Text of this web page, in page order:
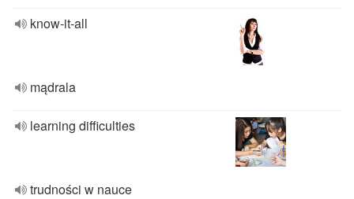
know-it-all
mądrala
learning difficulties
trudności w nauce